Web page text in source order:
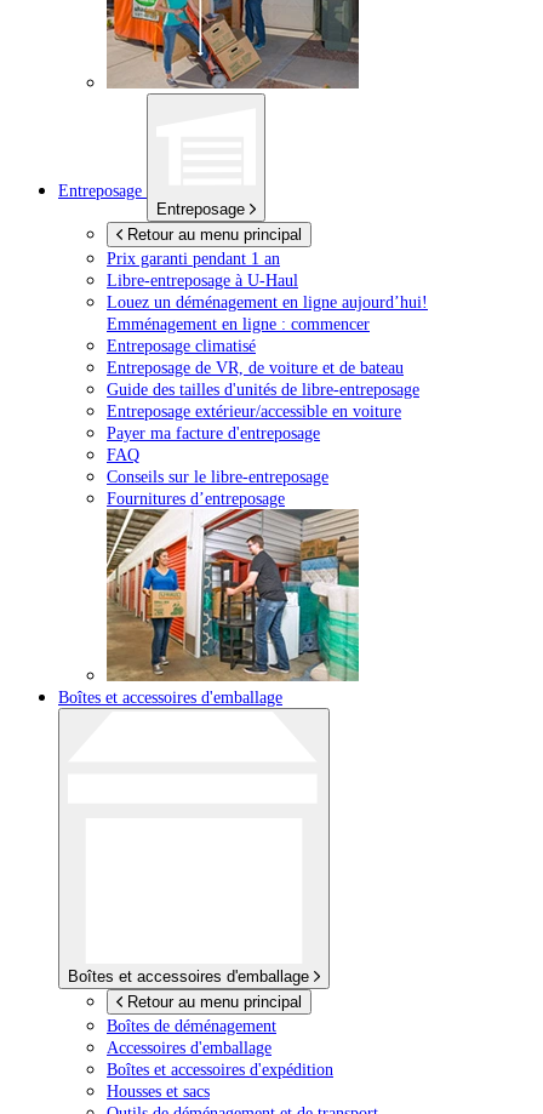
Entreposage
Entreposage
Retour au menu principal
Prix garanti pendant 1 an
Libre-entreposage à U-Haul
Louez un déménagement en ligne aujourd’hui!
Emménagement en ligne : commencer
Entreposage climatisé
Entreposage de VR, de voiture et de bateau
Guide des tailles d'unités de libre-entreposage
Entreposage extérieur/accessible en voiture
Payer ma facture d'entreposage
FAQ
Conseils sur le libre-entreposage
Fournitures d’entreposage
Boîtes et accessoires d'emballage
Boîtes et accessoires d'emballage
Retour au menu principal
Boîtes de déménagement
Accessoires d'emballage
Boîtes et accessoires d'expédition
Housses et sacs